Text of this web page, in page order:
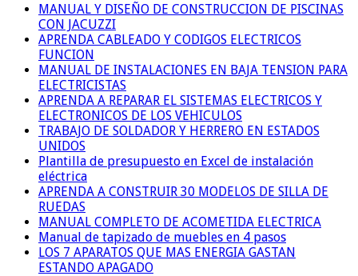
MANUAL Y DISEÑO DE CONSTRUCCION DE PISCINAS
CON JACUZZI
APRENDA CABLEADO Y CODIGOS ELECTRICOS
FUNCION
MANUAL DE INSTALACIONES EN BAJA TENSION PARA
ELECTRICISTAS
APRENDA A REPARAR EL SISTEMAS ELECTRICOS Y
ELECTRONICOS DE LOS VEHICULOS
TRABAJO DE SOLDADOR Y HERRERO EN ESTADOS
UNIDOS
Plantilla de presupuesto en Excel de instalación
eléctrica
APRENDA A CONSTRUIR 30 MODELOS DE SILLA DE
RUEDAS
MANUAL COMPLETO DE ACOMETIDA ELECTRICA
Manual de tapizado de muebles en 4 pasos
LOS 7 APARATOS QUE MAS ENERGIA GASTAN
ESTANDO APAGADO